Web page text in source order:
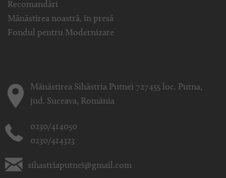
Recomandări
Mănăstirea noastră, în presă
Fondul pentru Modernizare
Mănăstirea Sihăstria Putnei 727455 loc. Putna,
jud. Suceava, România
0230/414050
0230/414323
sihastriaputnei@gmail.com